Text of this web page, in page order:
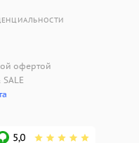
офертой